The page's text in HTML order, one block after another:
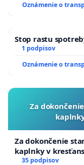
Oznámenie o
Stop rastu
1 podpisov
Oznámenie o
Za
Za dokončenie
kaplnky v
35 podpisov